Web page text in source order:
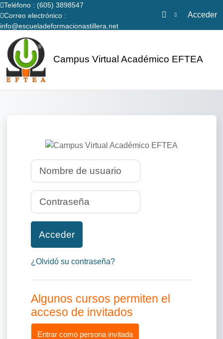
Teléfono : (605) 3898547
Correo electrónico :
info@escueladeformacionastillera.net
Acceder
Campus Virtual Académico EFTEA
Página Principal
Entrar a
Nombre de usuario
Contraseña
Acceder
¿Olvidó su contraseña?
Algunos cursos permiten el
acceso de invitados
Entrar como persona invitada